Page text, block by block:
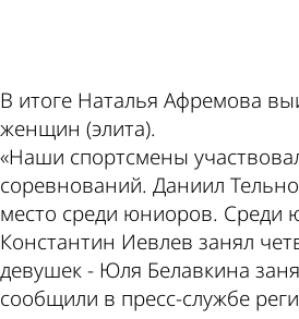
В итоге Наталья Афремова
женщин (элита).
«Наши спортсмены
соревнований. Даниил
место среди юниоров. Среди
Константин Иевлев занял
девушек - Юля Белавкина
сообщили в пресс-службе